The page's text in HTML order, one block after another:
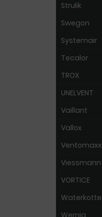
Strulik
Swegon
Systemair
Tecalor
TROX
UNELVENT
Vaillant
Vallox
Ventomaxx
Viessmann
VORTICE
Waterkotte
Wernig